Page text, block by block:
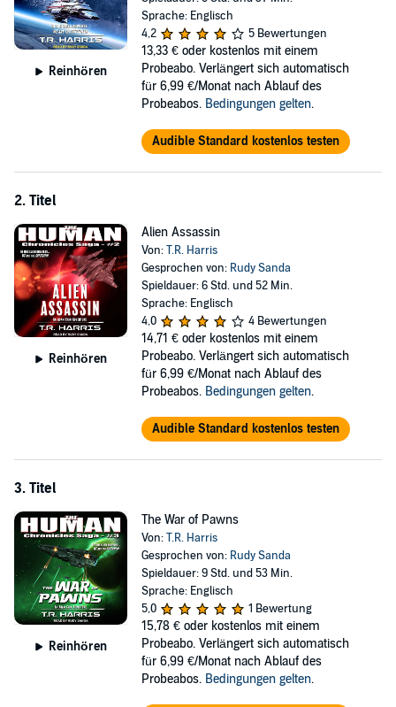
and he makes them pay for the bad mood he's in.
©2011 T. R. Harris (P)2018 Tantor
Reinhören
Sprache: Englisch
4,2
5 Bewertungen
13,33 € oder kostenlos mit einem
Probeabo. Verlängert sich automatisch
für 6,99 €/Monat nach Ablauf des
Probeabos. Bedingungen gelten.
Audible Standard kostenlos testen
2. Titel
Reinhören
Alien Assassin
Von:T.R. Harris
Gesprochen von: Rudy Sanda
Spieldauer: 6 Std. und 52 Min.
Sprache: Englisch
4,0
4 Bewertungen
14,71 € oder kostenlos mit einem
Probeabo. Verlängert sich automatisch
für 6,99 €/Monat nach Ablauf des
Probeabos. Bedingungen gelten.
Audible Standard kostenlos testen
3. Titel
Reinhören
The War of Pawns
Von:T.R. Harris
Gesprochen von: Rudy Sanda
Spieldauer: 9 Std. und 53 Min.
Sprache: Englisch
5,0
1 Bewertung
15,78 € oder kostenlos mit einem
Probeabo. Verlängert sich automatisch
für 6,99 €/Monat nach Ablauf des
Probeabos. Bedingungen gelten.